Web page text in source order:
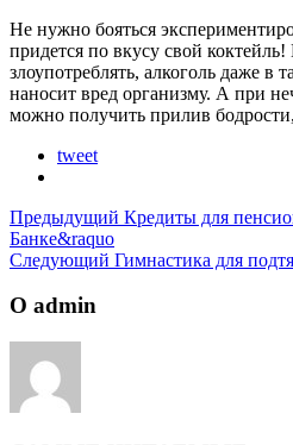
Не нужно бояться
придется по вкусу свой
злоупотреблять, алкоголь даже в
наносит вред организму. А при
можно получить прилив
tweet
Предыдущий Кредиты для
Банке&raquo
Следующий Гимнастика для
О admin